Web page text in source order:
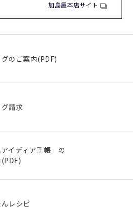
加島屋本店サイト
のご案内(PDF)
請求
アイディア手帳」の
レシピ